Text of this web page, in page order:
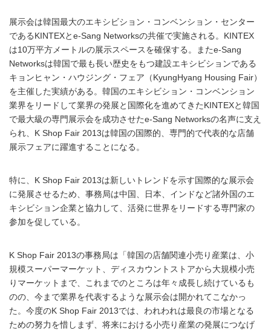
展示会は韓国最大のエキシビション・コンベンション・センター
であるKINTEXとe-Sang Networksの共催で実施される。KINTEX
は10万平方メートルの展示スペースを確保する。またe-Sang
Networksは韓国で最も長い歴史をもつ建設エキシビションである
キョンヒャン・ハウジング・フェア（KyungHyang Housing Fair）
を主催した実績がある。韓国のエキシビション・コンベンション
業界をリードして業界の発展と国際化を進めてきたKINTEXと韓国
で最大級の専門展示会を成功させたe-Sang Networksの名声に支え
られ、K Shop Fair 2013は韓国の国際的、専門的で代表的な店舗
展示フェアに躍進することになる。
特に、K Shop Fair 2013は新しいトレンドを示す国際的な展示会
に発展させるため、事務局は中国、日本、インドなど諸外国のエ
キシビション企業と協力して、活発に世界をリードする専門家の
参加を促している。
K Shop Fair 2013の事務局は「韓国の店舗関連小売り産業は、小
規模スーパーマーケット、ディスカウントストアから大規模小売
りマーケットまで、これまでのところは年々成長し続けているも
のの、今まで業界を代表するような展示会は開かれてこなかっ
た。今度のK Shop Fair 2013では、われわれは最良の市場となる
ための努力を惜しまず、将来における小売り産業の発展につなげ